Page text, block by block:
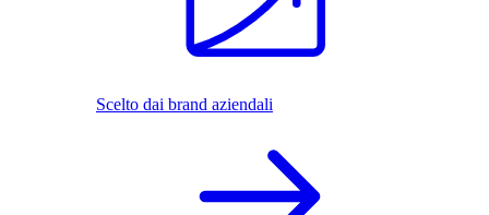
Scelto dai brand aziendali